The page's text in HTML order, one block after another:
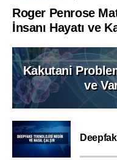
Roger Penrose
İnsanı Hayatı ve
Kakutani
ve